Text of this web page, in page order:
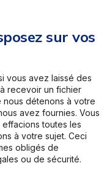
sur vos
vous avez laissé des
recevoir un fichier
détenons à votre
avez fournies. Vous
toutes les
à votre sujet. Ceci
obligés de
ou de sécurité.